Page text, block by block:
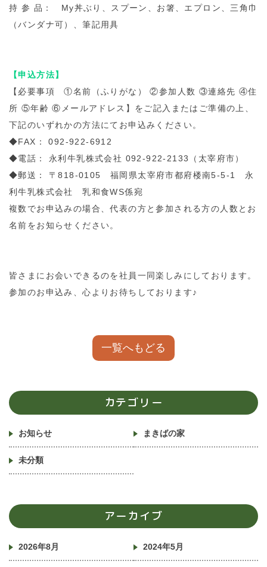
持 参 品： My丼ぶり、スプーン、お箸、エプロン、三角巾
（バンダナ可）、筆記用具
【申込方法】
【必要事項 ①名前（ふりがな） ②参加人数 ③連絡先 ④住
所 ⑤年齢 ⑥メールアドレス】をご記入またはご準備の上、
下記のいずれかの方法にてお申込みください。
◆FAX： 092-922-6912
◆電話： 永利牛乳株式会社 092-922-2133（太宰府市）
◆郵送： 〒818-0105 福岡県太宰府市都府楼南5-5-1 永
利牛乳株式会社 乳和食WS係宛
複数でお申込みの場合、代表の方と参加される方の人数とお
名前をお知らせください。
皆さまにお会いできるのを社員一同楽しみにしております。
参加のお申込み、心よりお待ちしております♪
一覧へもどる
カテゴリー
お知らせ まきばの家
未分類
アーカイブ
2026年8月 2024年5月